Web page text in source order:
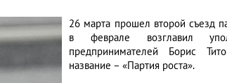
26 марта прошел второй съезд
в феврале возглавил
предпринимателей Борис
название – «Партия роста».